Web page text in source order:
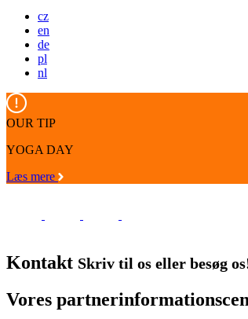
cz
en
de
pl
nl
OUR TIP
YOGA DAY
Læs mere
Kontakt Skriv til os eller besøg
Vores